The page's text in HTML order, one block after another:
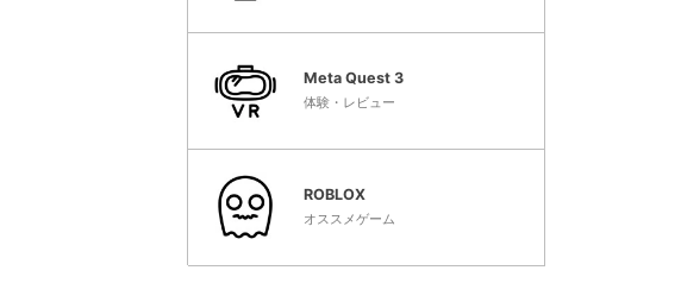
Meta Quest 3
体験・レビュー
ROBLOX
オススメゲーム